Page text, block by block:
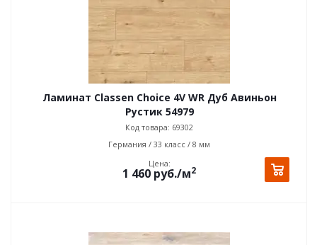
Ламинат Classen Choice 4V WR Дуб Авиньон
Рустик 54979
Код товара: 69302
Германия / 33 класс / 8 мм
Цена:
1 460 руб./м2